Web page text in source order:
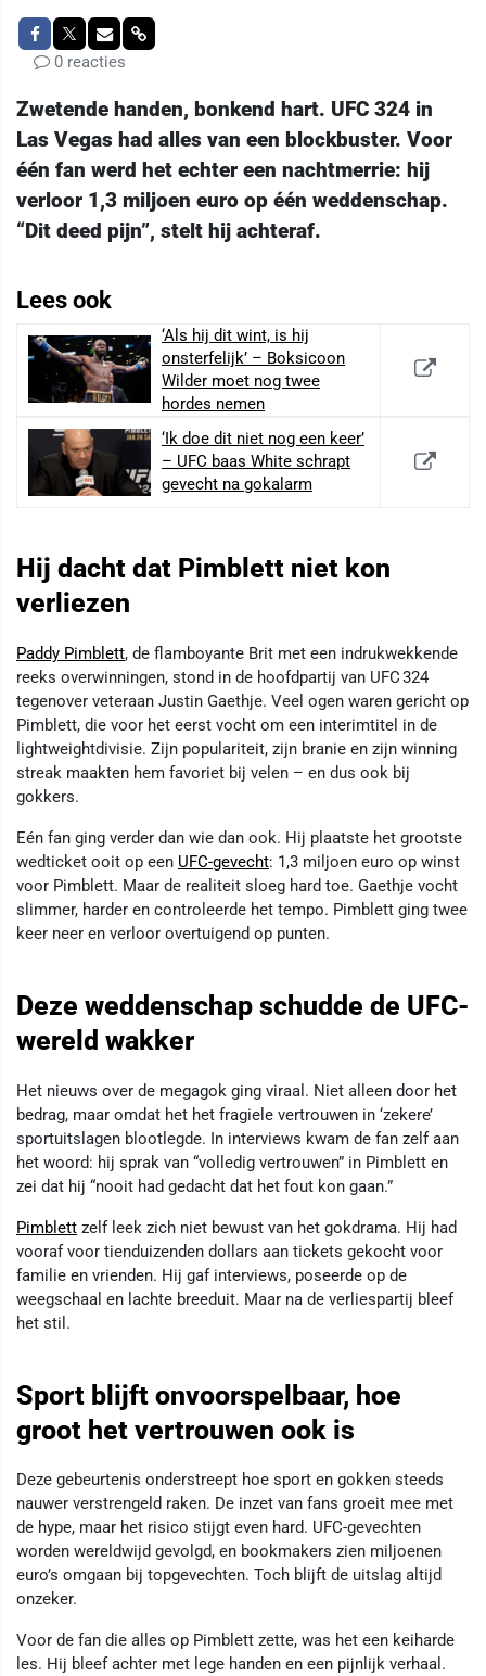
0 reacties
Zwetende handen, bonkend hart. UFC 324 in
Las Vegas had alles van een blockbuster. Voor
één fan werd het echter een nachtmerrie: hij
verloor 1,3 miljoen euro op één weddenschap.
“Dit deed pijn”, stelt hij achteraf.
Lees ook
‘Als hij dit wint, is hij
onsterfelijk’ – Boksicoon
Wilder moet nog twee
hordes nemen
‘Ik doe dit niet nog een keer’
– UFC baas White schrapt
gevecht na gokalarm
Hij dacht dat Pimblett niet kon
verliezen
Paddy Pimblett, de flamboyante Brit met een indrukwekkende
reeks overwinningen, stond in de hoofdpartij van UFC 324
tegenover veteraan Justin Gaethje. Veel ogen waren gericht op
Pimblett, die voor het eerst vocht om een interimtitel in de
lightweightdivisie. Zijn populariteit, zijn branie en zijn winning
streak maakten hem favoriet bij velen – en dus ook bij
gokkers.
Eén fan ging verder dan wie dan ook. Hij plaatste het grootste
wedticket ooit op een UFC-gevecht: 1,3 miljoen euro op winst
voor Pimblett. Maar de realiteit sloeg hard toe. Gaethje vocht
slimmer, harder en controleerde het tempo. Pimblett ging twee
keer neer en verloor overtuigend op punten.
Deze weddenschap schudde de UFC-
wereld wakker
Het nieuws over de megagok ging viraal. Niet alleen door het
bedrag, maar omdat het het fragiele vertrouwen in ‘zekere’
sportuitslagen blootlegde. In interviews kwam de fan zelf aan
het woord: hij sprak van “volledig vertrouwen” in Pimblett en
zei dat hij “nooit had gedacht dat het fout kon gaan.”
Pimblett zelf leek zich niet bewust van het gokdrama. Hij had
vooraf voor tienduizenden dollars aan tickets gekocht voor
familie en vrienden. Hij gaf interviews, poseerde op de
weegschaal en lachte breeduit. Maar na de verliespartij bleef
het stil.
Sport blijft onvoorspelbaar, hoe
groot het vertrouwen ook is
Deze gebeurtenis onderstreept hoe sport en gokken steeds
nauwer verstrengeld raken. De inzet van fans groeit mee met
de hype, maar het risico stijgt even hard. UFC-gevechten
worden wereldwijd gevolgd, en bookmakers zien miljoenen
euro’s omgaan bij topgevechten. Toch blijft de uitslag altijd
onzeker.
Voor de fan die alles op Pimblett zette, was het een keiharde
les. Hij bleef achter met lege handen en een pijnlijk verhaal.